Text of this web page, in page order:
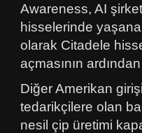
Awareness, AI
hisselerinde
olarak Citadele
açmasının
Diğer Amerikan
tedarikçilere olan
nesil çip üretimi